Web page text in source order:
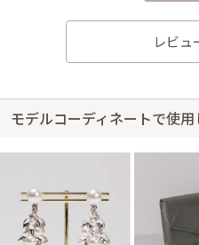
サイズはぴったりで、丈感はひざ下
レビュ
モデルコーディネートで使